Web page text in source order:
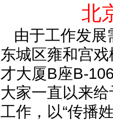
北
由于工作发展
东城区雍和宫
才大厦B座B-
大家一直以来
工作， 以“传播